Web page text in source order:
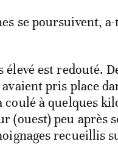
se poursuivent,
est redouté.
avaient pris place
coulé à quelques
(ouest) peu après
recueillis